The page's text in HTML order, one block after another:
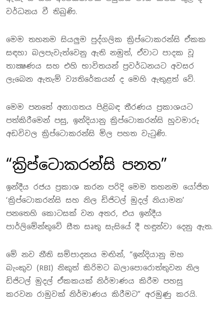
වර්ධනය වී තිබුණි.
මෙම තහනම සියලුම පුද්ගලික ක්‍රිප්ටොකරන්සි ඒකක
සඳහා බලපැවැත්වෙනු ඇති නමුත්, ඒවාට පාදක වූ
තාක්‍ෂණය සහ එහි භාවිතයන් ප්‍රවර්ධනයට අවසර
ලැබෙන ඇතැම් ව්‍යතිරේකයන් ද මෙහි ඇතුළත් වේ.
මෙම පනතේ අනාගතය පිළිබඳ තීරණය ප්‍රකාශයට
පත්කිරීමෙන් පසු, ඉන්දියානු ක්‍රිප්ටොකරන්සි හුවමාරු
අඩවිවල ක්‍රිප්ටොකරන්සි මිල පහත වැටුණි.
“ක්‍රිප්ටොකරන්සි පනත”
ඉන්දීය රජය ප්‍රකාශ කරන පරිදි මෙම තහනම යෝජිත
‘ක්‍රිප්ටොකරන්සි සහ නිල ඩිජිටල් මුදල් නියාමන’
පනතෙහි කොටසක් වන අතර, එය ඉන්දීය
පාර්ලිමේන්තුවේ සීත සෘතු සැසියේ දී හඳුන්වා දෙනු ඇත.
මේ නව නීති සම්පාදනය මඟින්, “ඉන්දියානු මහ
බැංකුව (RBI) නිකුත් කිරිමට බලාපොරොත්තුවන නිල
ඩිජිටල් මුදල් ඒකකයක් නිර්මාණය කිරීම පහසු
කරවන රාමුවක් නිර්මාණය කිරීමට” අරමුණු කරයි.